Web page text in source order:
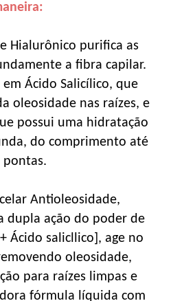
Hialurônico purifica as
a fibra capilar.
Ácido Salicílico, que
oleosidade nas raízes, e
possui uma hidratação
do comprimento até
pontas.
Antioleosidade,
dupla ação do poder de
Ácido salicllico], age no
oleosidade,
para raízes limpas e
fórmula líquida com